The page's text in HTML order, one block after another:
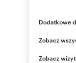
Dodatkowe
ul. Bydgoska
pomorskie
Zobacz
Zobacz